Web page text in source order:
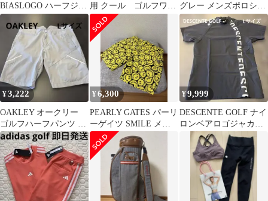
BIASLOGO ハーフジッ
プアップポロシャツ 黒
用 クール ゴルフワン
ピース M
グレー メンズポロシャ
ツ ロゴ付き Lサイズ
¥3,222
OAKLEY オークリー
ゴルフハーフパンツ 34
メンズ ライトグレー
¥6,300
PEARLY GATES パーリ
ーゲイツ SMILE メン
ズハーフパンツM
¥9,999
DESCENTE GOLF ナイ
ロンベアロゴジャカー
ドモックネック半袖シ
ャツ 黒